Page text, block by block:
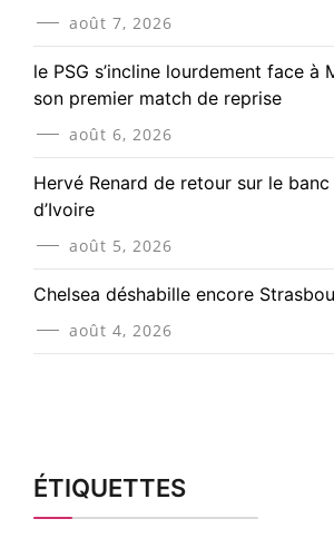
août 7, 2026
le PSG s’incline lourdement face à
son premier match de reprise
août 6, 2026
Hervé Renard de retour sur le
d’Ivoire
août 5, 2026
Chelsea déshabille encore
août 4, 2026
ÉTIQUETTES